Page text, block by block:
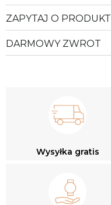
ZAPYTAJ O PRODUKT
DARMOWY ZWROT
Wysyłka gratis